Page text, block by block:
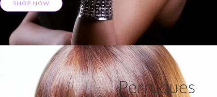
SHOP NOW
Perruques